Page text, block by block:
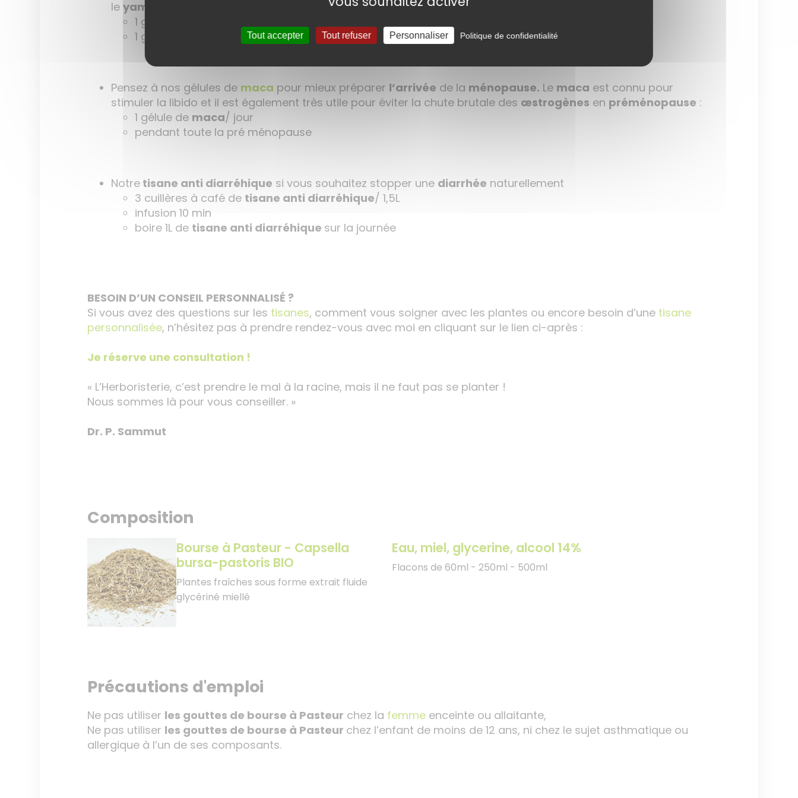
leyam va venir compléter le manque deprogestérone
1 gélule de
1 gélule de
Pensez à nos gélules de maca pour mieux préparer l’arrivée de la ménopause. Le maca est connu pour
stimuler la libido et il est également très utile pour éviter la chute brutale des œstrogènes en préménopause :
1 gélule de maca/ jour
pendant toute la pré ménopause
Notre tisane anti diarréhique si vous souhaitez stopper une diarrhée naturellement
3 cuillères à café de tisane anti diarréhique/ 1,5L
infusion 10 min
boire 1L de tisane anti diarréhique sur la journée
BESOIN D’UN CONSEIL PERSONNALISÉ ?
Si vous avez des questions sur les tisanes, comment vous soigner avec les plantes ou encore besoin d’une tisane
personnalisée, n’hésitez pas à prendre rendez-vous avec moi en cliquant sur le lien ci-après :
Je réserve une consultation !
« L’Herboristerie, c’est prendre le mal à la racine, mais il ne faut pas se planter !
Nous sommes là pour vous conseiller. »
Dr. P. Sammut
Composition
Bourse à Pasteur - Capsella
bursa-pastoris BIO
Plantes fraîches sous forme extrait fluide
glycériné miellé
Eau, miel, glycerine, alcool 14%
Flacons de 60ml - 250ml - 500ml
Précautions d'emploi
Ne pas utiliser les gouttes de bourse à Pasteur chez la femme enceinte ou allaitante,
Ne pas utiliser les gouttes de bourse à Pasteur chez l’enfant de moins de 12 ans, ni chez le sujet asthmatique ou
allergique à l’un de ses composants.
Tout accepter Tout refuser Personnaliser Politique de confidentialité